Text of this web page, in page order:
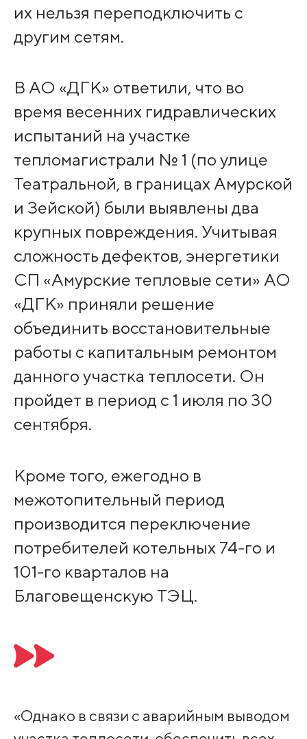
их нельзя переподключить с
другим сетям.
В АО «ДГК» ответили, что во
время весенних гидравлических
испытаний на участке
тепломагистрали № 1 (по улице
Театральной, в границах Амурской
и Зейской) были выявлены два
крупных повреждения. Учитывая
сложность дефектов, энергетики
СП «Амурские тепловые сети» АО
«ДГК» приняли решение
объединить восстановительные
работы с капитальным ремонтом
данного участка теплосети. Он
пройдет в период с 1 июля по 30
сентября.
Кроме того, ежегодно в
межотопительный период
производится переключение
потребителей котельных 74-го и
101-го кварталов на
Благовещенскую ТЭЦ.
«Однако в связи с аварийным выводом